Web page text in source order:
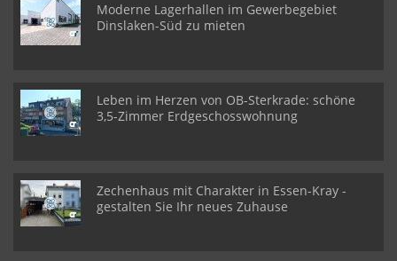
Moderne Lagerhallen im Gewerbegebiet
Dinslaken-Süd zu mieten
Leben im Herzen von OB-Sterkrade: schöne
3,5-Zimmer Erdgeschosswohnung
Zechenhaus mit Charakter in Essen-Kray -
gestalten Sie Ihr neues Zuhause